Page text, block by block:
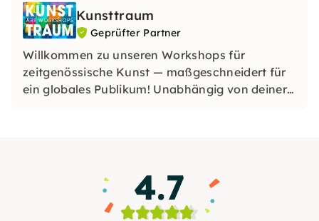
Kunsttraum
Geprüfter Partner
Willkommen zu unseren Workshops für
zeitgenössische Kunst — maßgeschneidert für
ein globales Publikum! Unabhängig von deiner
Begleite uns auf eine transformative
künstlerische Reise!4.7